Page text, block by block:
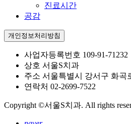
진료시간
공감
개인정보처리방침
사업자등록번호 109-91-71232
상호 서울S치과
주소 서울특별시 강서구 화곡
연락처 02-2699-7522
Copyright ©서울S치과. All rights